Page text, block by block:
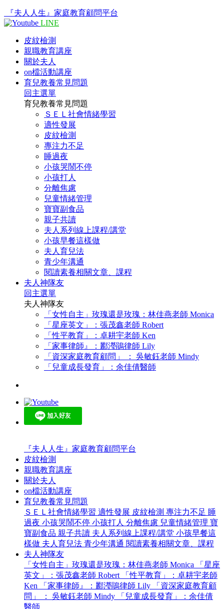
『夫人人生』家庭教育顧問平台
LINE
皮紋檢測
親職教育講座
關於夫人
on檔活動講座
育兒教養常見問題
回主選單
育兒教養常見問題
ＳＥＬ社會情緒學習
適性發展
皮紋檢測
專注力不足
睡過夜
小孩哭鬧不停
小孩打人
分離焦慮
兒童情緒管理
寶寶副食品
親子共讀
夫人系列線上課程/講堂
小孩早餐這樣做
夫人育兒法
青少年溝通
閱讀素養相關文章、課程
夫人神隊友
回主選單
夫人神隊友
「女性自主」玫瑰還是玫瑰：林佳燕老師 Monica
「星座英文」：張茂鑫老師 Robert
「性平教育」：卓耕宇老師 Ken
「家事律師』：酈瀅鵑律師 Lily
「資深家庭教育顧問」 ： 吳敏鈺老師 Mindy
「兒童成長發育」：余佳倩醫師
『夫人人生』家庭教育顧問平台
皮紋檢測
親職教育講座
關於夫人
on檔活動講座
育兒教養常見問題
ＳＥＬ社會情緒學習 適性發展 皮紋檢測 專注力不足 睡
過夜 小孩哭鬧不停 小孩打人 分離焦慮 兒童情緒管理 寶
寶副食品 親子共讀 夫人系列線上課程/講堂 小孩早餐這
樣做 夫人育兒法 青少年溝通 閱讀素養相關文章、課程
夫人神隊友
「女性自主」玫瑰還是玫瑰：林佳燕老師 Monica
「星座
英文」：張茂鑫老師 Robert
「性平教育」：卓耕宇老師
Ken
「家事律師』：酈瀅鵑律師 Lily
「資深家庭教育顧
問」 ： 吳敏鈺老師 Mindy
「兒童成長發育」：余佳倩
醫師